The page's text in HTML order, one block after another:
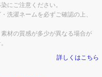
にご注意ください。
洗濯ネームを必ずご確認の上、
材の質感が多少が異なる場合が
詳しくはこちら